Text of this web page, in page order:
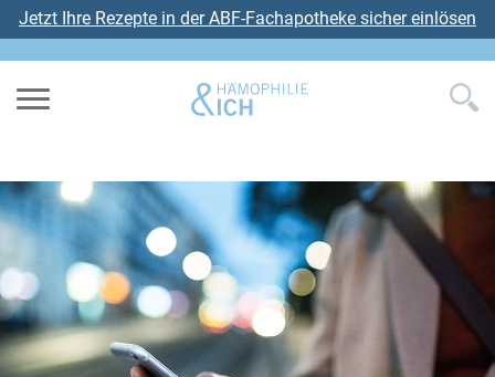
Jetzt Ihre Rezepte in der ABF-Fachapotheke sicher einlösen